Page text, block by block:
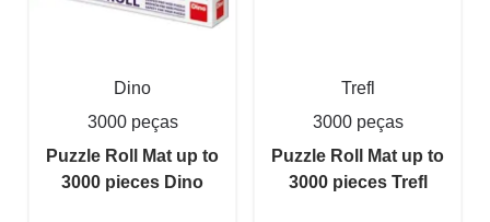
Dino
3000 peças
Puzzle Roll Mat up to
3000 pieces Dino
Trefl
3000 peças
Puzzle Roll Mat up to
3000 pieces Trefl